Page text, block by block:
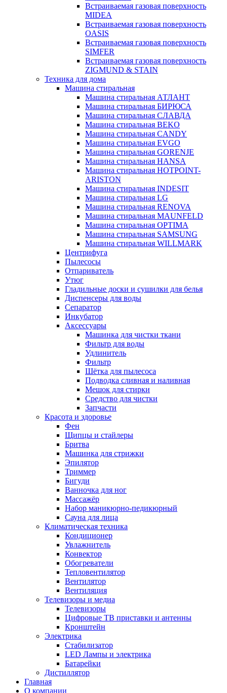
Встраиваемая газовая поверхность
MIDEA
Встраиваемая газовая поверхность
OASIS
Встраиваемая газовая поверхность
SIMFER
Встраиваемая газовая поверхность
ZIGMUND & STAIN
Техника для дома
Машина стиральная
Машина стиральная АТЛАНТ
Машина стиральная БИРЮСА
Машина стиральная СЛАВДА
Машина стиральная BEKO
Машина стиральная CANDY
Машина стиральная EVGO
Машина стиральная GORENJE
Машина стиральная HANSA
Машина стиральная HOTPOINT-
ARISTON
Машина стиральная INDESIT
Машина стиральная LG
Машина стиральная RENOVA
Машина стиральная MAUNFELD
Машина стиральная OPTIMA
Машина стиральная SAMSUNG
Машина стиральная WILLMARK
Центрифуга
Пылесосы
Отпариватель
Утюг
Гладильные доски и сушилки для белья
Диспенсеры для воды
Сепаратор
Инкубатор
Аксессуары
Машинка для чистки ткани
Фильтр для воды
Удлинитель
Фильтр
Шётка для пылесоса
Подводка сливная и наливная
Мешок для стирки
Средство для чистки
Запчасти
Красота и здоровье
Фен
Щипцы и стайлеры
Бритва
Машинка для стрижки
Эпилятор
Триммер
Бигуди
Ванночка для ног
Массажёр
Набор маникюрно-педикюрный
Сауна для лица
Климатическая техника
Кондиционер
Увлажнитель
Конвектор
Обогреватели
Тепловентилятор
Вентилятор
Вентиляция
Телевизоры и медиа
Телевизоры
Цифровые ТВ приставки и антенны
Кронштейн
Электрика
Стабилизатор
LED Лампы и электрика
Батарейки
Дистиллятор
Главная
О компании